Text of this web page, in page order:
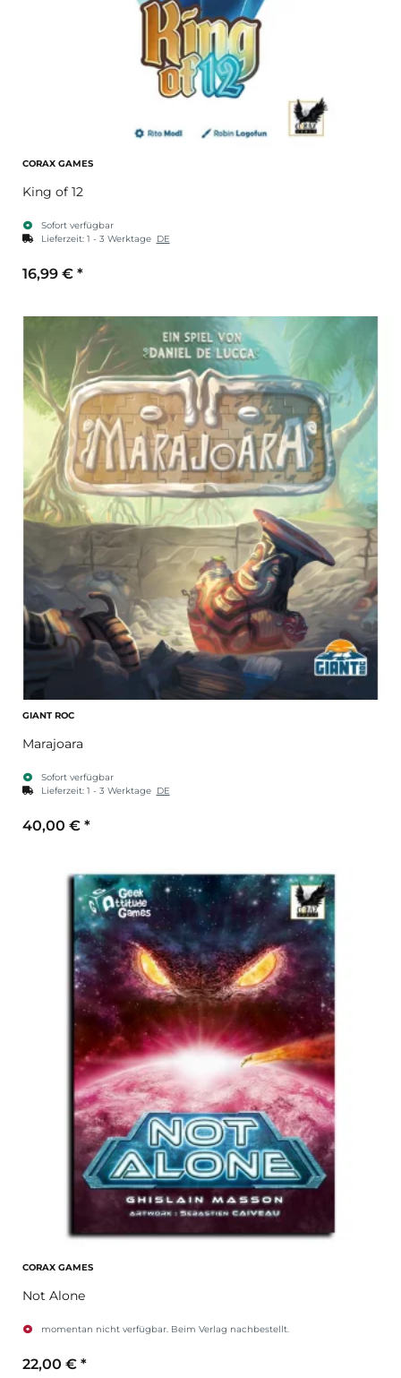
CORAX GAMES
King of 12
Sofort verfügbar
Lieferzeit: 1 - 3 Werktage DE
16,99 € *
GIANT ROC
Marajoara
Sofort verfügbar
Lieferzeit: 1 - 3 Werktage DE
40,00 € *
CORAX GAMES
Not Alone
momentan nicht verfügbar. Beim Verlag nachbestellt.
22,00 € *